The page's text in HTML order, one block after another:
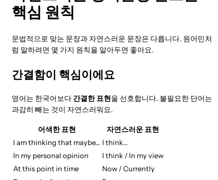
핵심 원칙
문법적으로 맞는 문장과 자연스러운 문장은 다릅니다. 원어민처
럼 말하려면 몇 가지 원칙을 알아두면 좋아요.
간결함이 핵심이에요
영어는 한국어보다 간결한 표현을 선호합니다. 불필요한 단어는
과감히 빼는 것이 자연스러워요.
어색한 표현
자연스러운 표현
I am thinking that maybe… I think…
In my personal opinion
I think / In my view
At this point in time
Now / Currently